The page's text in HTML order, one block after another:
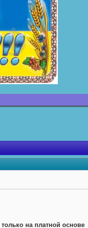
только на платной основе